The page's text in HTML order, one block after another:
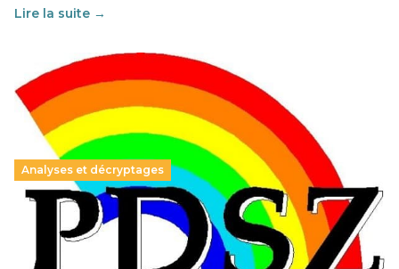
Lire la suite →
Analyses et décryptages
Hongrie : du changement pour les politiques
éducatives, aussi !
25 juin 2026